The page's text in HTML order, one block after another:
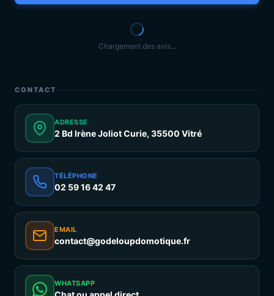
Chargement des avis...
CONTACT
ADRESSE
2 Bd Irène Joliot Curie, 35500 Vitré
TÉLÉPHONE
02 59 16 42 47
EMAIL
contact@godeloupdomotique.fr
WHATSAPP